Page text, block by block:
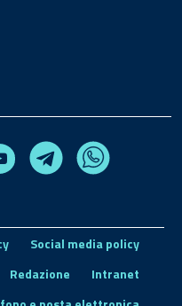
Youtube TelegramWhatsapp
Social media policy
Redazione
Intranet